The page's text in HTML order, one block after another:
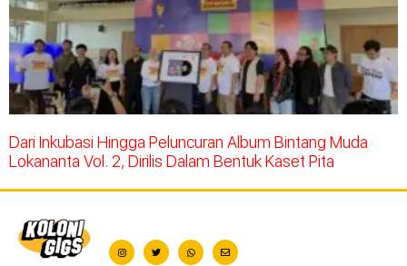
Dari Inkubasi Hingga Peluncuran Album Bintang Muda
Lokananta Vol. 2, Dirilis Dalam Bentuk Kaset Pita